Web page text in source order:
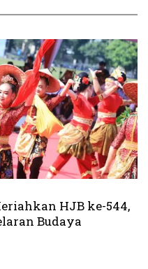
HJB ke-544,
Budaya